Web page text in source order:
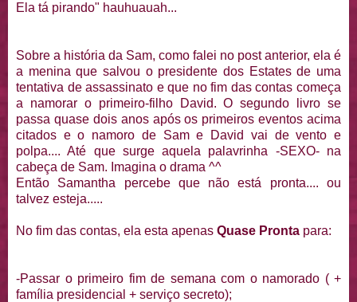
Ela tá pirando" hauhuauah...
Sobre a história da Sam, como falei no post anterior, ela é
a menina que salvou o presidente dos Estates de uma
tentativa de assassinato e que no fim das contas começa
a namorar o primeiro-filho David. O segundo livro se
passa quase dois anos após os primeiros eventos acima
citados e o namoro de Sam e David vai de vento e
polpa.... Até que surge aquela palavrinha -SEXO- na
cabeça de Sam. Imagina o drama ^^
Então Samantha percebe que não está pronta.... ou
talvez esteja.....
No fim das contas, ela esta apenas Quase Pronta para:
-Passar o primeiro fim de semana com o namorado ( +
família presidencial + serviço secreto);